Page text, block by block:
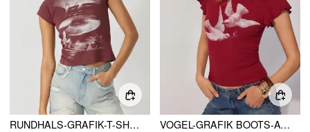
RUNDHALS-GRAFIK-T-SHIRT MIT KURZEN ÄRMELN AUS JERSEY
VOGEL-GRAFIK BOOTS-AUSSCHNITT RÜSCHENÄRMEL T-SHIRT